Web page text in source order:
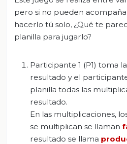
pero si no pueden
hacerlo tú solo, ¿Qué te
planilla para jugarlo?
Participante 1 (P1) toma
resultado y el
planilla todas las
resultado.
En las multiplicaciones,
se multiplican se llaman
resultado se llama